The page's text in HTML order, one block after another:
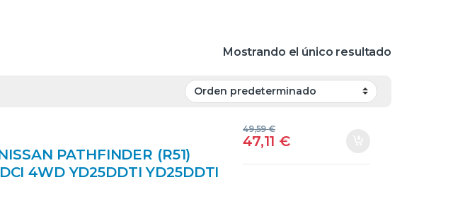
Mostrando el único resultado
PATHFINDER (R51)
4WD YD25DDTI YD25DDTI
47,11 €
49,59€